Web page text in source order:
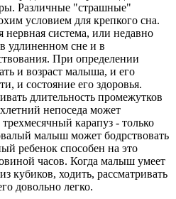
Различные "страшные"
условием для крепкого сна.
система, или недавно
удлиненном сне и в
При определении
и возраст малыша, и его
и состояние его здоровья.
длительность промежутков
непоседа может
карапуз - только
малыш может бодрствовать
ребенок способен на это
часов. Когда малыш умеет
кубиков, ходить, рассматривать
довольно легко.